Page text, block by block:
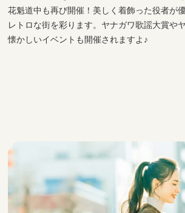
花魁道中も再び開催！美しく着飾った役者が
レトロな街を彩ります。ヤナガワ歌謡大賞や
懐かしいイベントも開催されますよ♪